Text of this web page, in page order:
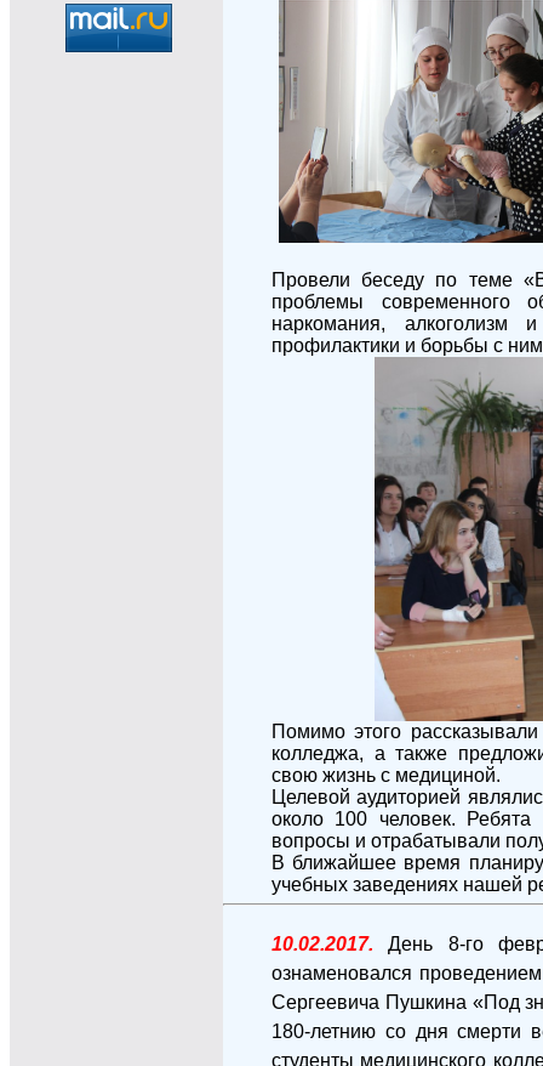
Провели беседу по теме
проблемы современного
наркомания,
профилактики и борьбы с
Помимо этого
колледжа, а также
свою жизнь с медициной.
Целевой аудиторией
около 100 человек.
вопросы и отрабатывали
В ближайшее время
учебных заведениях нашей
10.02.2017.
День 8-го
ознаменовался
Сергеевича Пушкина «Под
180-летнию со дня смерти
студенты медицинского